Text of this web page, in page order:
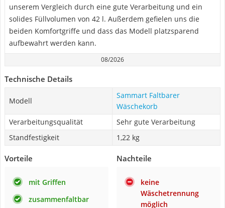
unserem Vergleich durch eine gute Verarbeitung und ein
solides Füllvolumen von 42 l. Außerdem gefielen uns die
beiden Komfortgriffe und dass das Modell platzsparend
aufbewahrt werden kann.
08/2026
Technische Details
Modell
Sammart Faltbarer
Wäschekorb
Verarbeitungsqualität
Sehr gute Verarbeitung
Standfestigkeit
1,22 kg
Vorteile
mit Griffen
zusammenfaltbar
Nachteile
keine
Wäschetrennung
möglich